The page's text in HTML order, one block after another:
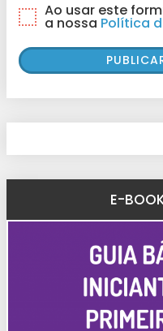
Ao usar este
a nossa Política
E-